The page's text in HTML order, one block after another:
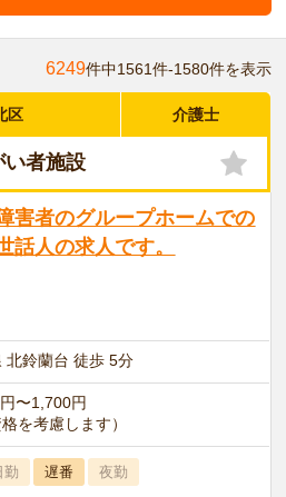
6249件中1561件-1580件を表示
区 介護士
い者施設
害者のグループホームでの
話人の求人です。
北鈴蘭台 徒歩 5分
〜1,700円
格を考慮します）
勤 遅番 夜勤